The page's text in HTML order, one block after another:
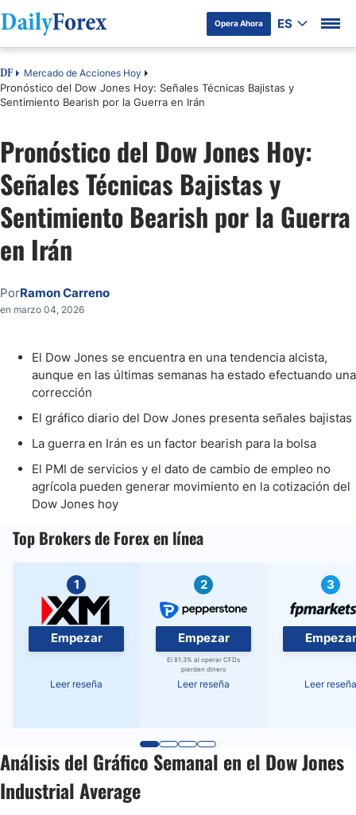
Opera Ahora ES
DF Mercado de Acciones Hoy
Pronóstico del Dow Jones Hoy: Señales Técnicas Bajistas y
Sentimiento Bearish por la Guerra en Irán
Pronóstico del Dow Jones Hoy:
Señales Técnicas Bajistas y
Sentimiento Bearish por la Guerra
en Irán
PorRamon Carreno
en marzo 04, 2026
El Dow Jones se encuentra en una tendencia alcista,
aunque en las últimas semanas ha estado efectuando una
corrección
El gráfico diario del Dow Jones presenta señales bajistas
La guerra en Irán es un factor bearish para la bolsa
El PMI de servicios y el dato de cambio de empleo no
agrícola pueden generar movimiento en la cotización del
Dow Jones hoy
Top Brokers de Forex en línea
1
Empezar
Leer reseña
2
Empezar
El 81.3% al operar CFDs
pierden dinero
Leer reseña
3
Empezar
Leer reseña
Análisis del Gráfico Semanal en el Dow Jones
Industrial Average